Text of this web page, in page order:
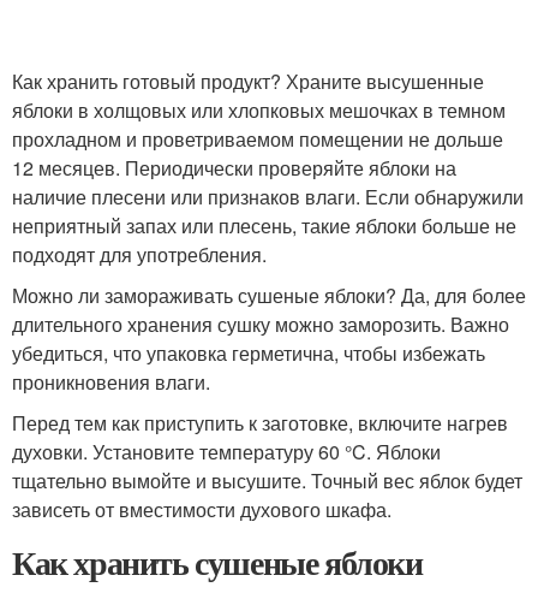
Как хранить готовый продукт? Храните высушенные
яблоки в холщовых или хлопковых мешочках в темном
прохладном и проветриваемом помещении не дольше
12 месяцев. Периодически проверяйте яблоки на
наличие плесени или признаков влаги. Если обнаружили
неприятный запах или плесень, такие яблоки больше не
подходят для употребления.
Можно ли замораживать сушеные яблоки? Да, для более
длительного хранения сушку можно заморозить. Важно
убедиться, что упаковка герметична, чтобы избежать
проникновения влаги.
Перед тем как приступить к заготовке, включите нагрев
духовки. Установите температуру 60 °C. Яблоки
тщательно вымойте и высушите. Точный вес яблок будет
зависеть от вместимости духового шкафа.
Как хранить сушеные яблоки